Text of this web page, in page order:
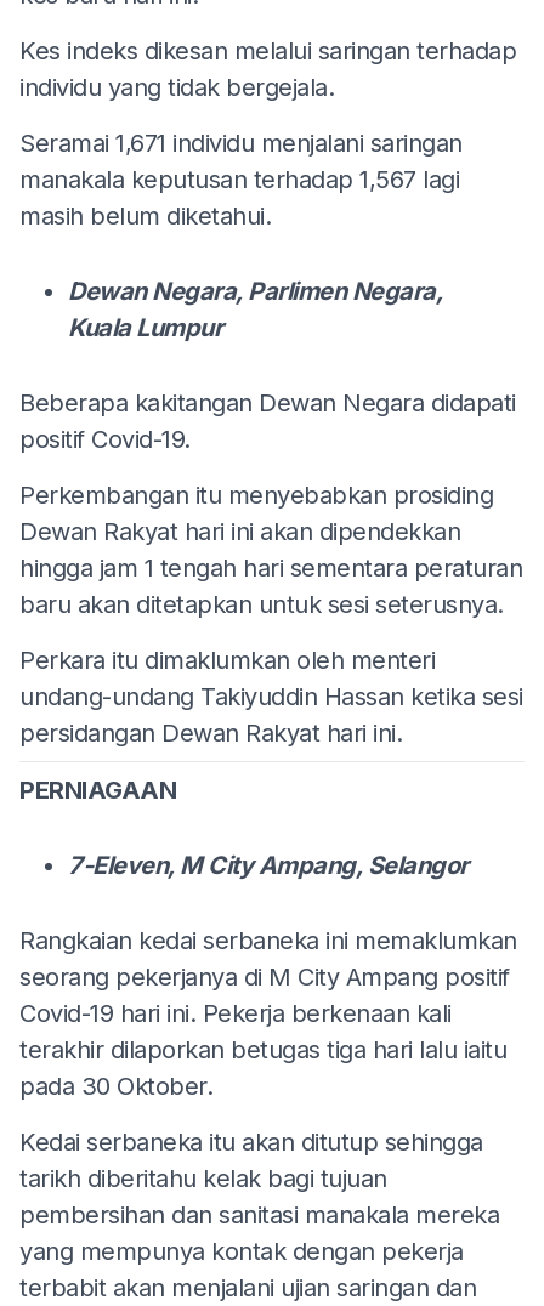
Kes indeks dikesan melalui saringan terhadap
individu yang tidak bergejala.
Seramai 1,671 individu menjalani saringan
manakala keputusan terhadap 1,567 lagi
masih belum diketahui.
Dewan Negara, Parlimen Negara,
Kuala Lumpur
Beberapa kakitangan Dewan Negara didapati
positif Covid-19.
Perkembangan itu menyebabkan prosiding
Dewan Rakyat hari ini akan dipendekkan
hingga jam 1 tengah hari sementara peraturan
baru akan ditetapkan untuk sesi seterusnya.
Perkara itu dimaklumkan oleh menteri
undang-undang Takiyuddin Hassan ketika sesi
persidangan Dewan Rakyat hari ini.
PERNIAGAAN
7-Eleven, M City Ampang, Selangor
Rangkaian kedai serbaneka ini memaklumkan
seorang pekerjanya di M City Ampang positif
Covid-19 hari ini. Pekerja berkenaan kali
terakhir dilaporkan betugas tiga hari lalu iaitu
pada 30 Oktober.
Kedai serbaneka itu akan ditutup sehingga
tarikh diberitahu kelak bagi tujuan
pembersihan dan sanitasi manakala mereka
yang mempunya kontak dengan pekerja
terbabit akan menjalani ujian saringan dan